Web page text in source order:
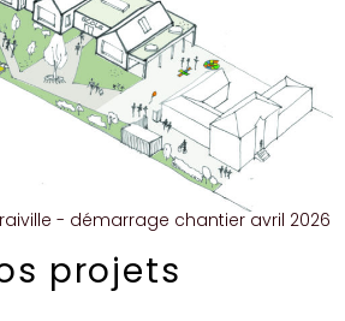
- démarrage chantier avril 2026
projets